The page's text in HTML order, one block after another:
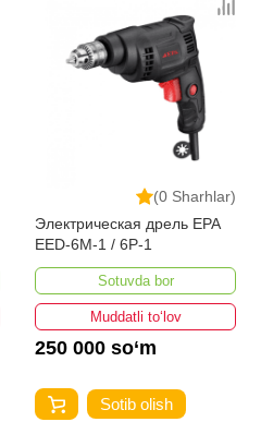
(0 Sharhlar)
Электрическая дрель EPA
EED-6M-1 / 6P-1
Sotuvda bor
Muddatli to‘lov
250 000 so‘m
Sotib olish